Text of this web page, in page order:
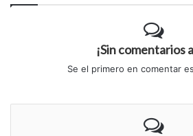
¡Sin comentarios
Se el primero en comentar